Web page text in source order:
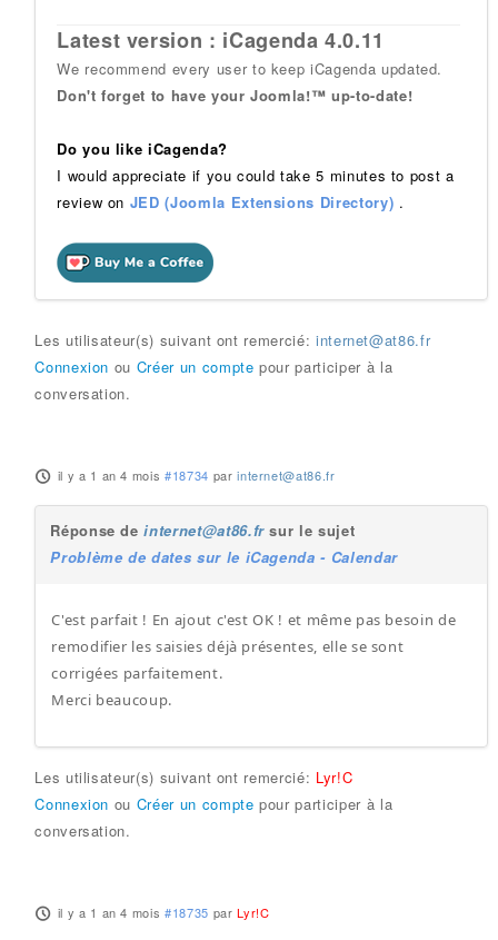
Latest version : iCagenda 4.0.11
We recommend every user to keep iCagenda updated.
Don't forget to have your Joomla!™ up-to-date!
Do you like iCagenda?
I would appreciate if you could take 5 minutes to post a
review on JED (Joomla Extensions Directory) .
Les utilisateur(s) suivant ont remercié: internet@at86.fr
Connexion ou Créer un compte pour participer à la
conversation.
il y a 1 an 4 mois #18734 parinternet@at86.fr
Réponse deinternet@at86.frsur le sujet
Problème de dates sur le iCagenda - Calendar
C'est parfait ! En ajout c'est OK ! et même pas besoin de
remodifier les saisies déjà présentes, elle se sont
corrigées parfaitement.
Merci beaucoup.
Les utilisateur(s) suivant ont remercié: Lyr!C
Connexion ou Créer un compte pour participer à la
conversation.
il y a 1 an 4 mois #18735 parLyr!C